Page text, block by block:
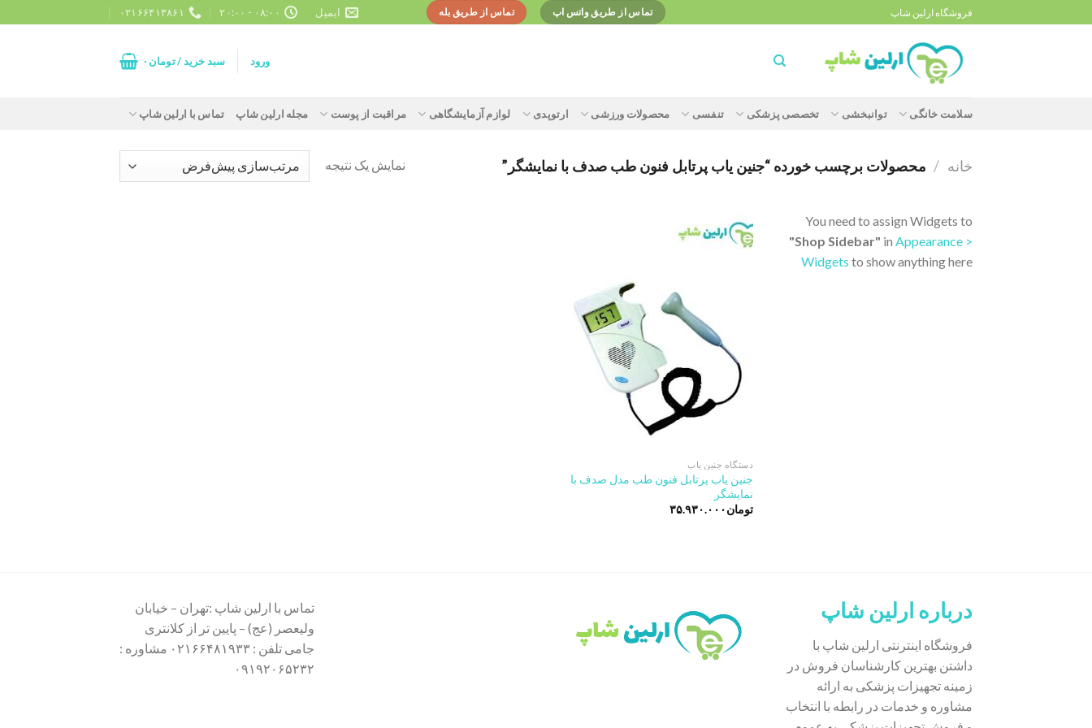
to
فروشگاه ارلین شاپ تماس از طریق واتس اپ تماس از طریق بله ایمیل ۰۸:۰۰ - ۲۰:۰۰ ۰۲۱۶۶۴۱۳۸۶۱
ورود سبد خرید /تومان ۰
سلامت خانگی توانبخشی تخصصی پزشکی تنفسی محصولات ورزشی ارتوپدی لوازم آزمایشگاهی مراقبت از پوست مجله ارلین شاپ تماس با ارلین شاپ
خانه / محصولات برچسب خورده “جنین یاب پرتابل فنون طب صدف با نمایشگر” نمایش یک نتیجه
You need to assign Widgets to
"Shop Sidebar" in Appearance >
Widgets to show anything here
دستگاه جنین یاب
جنین یاب پرتابل فنون طب مدل صدف با
نمایشگر
تومان۳۵.۹۳۰.۰۰۰
درباره ارلین شاپ
فروشگاه اینترنتی ارلین شاپ با
داشتن بهترین کارشناسان فروش در
زمینه تجهیزات پزشکی به ارائه
مشاوره و خدمات در رابطه با انتخاب
تماس با ارلین شاپ :تهران – خیابان
ولیعصر (عج) – پایین تر از کلانتری
جامی تلفن : ۰۲۱۶۶۴۸۱۹۳۳ مشاوره :
۰۹۱۹۲۰۶۵۲۳۲